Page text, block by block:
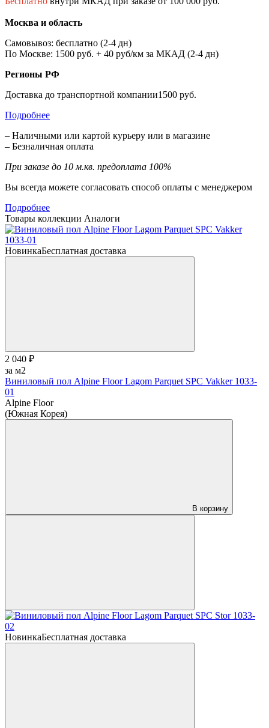
Москва и область
Самовывоз: бесплатно (2-4 дн)
По Москве: 1500 руб. + 40 руб/км за МКАД (2-4 дн)
Регионы РФ
Доставка до транспортной компании1500 руб.
Подробнее
– Наличными или картой курьеру или в магазине
– Безналичная оплата
При заказе до 10 м.кв. предоплата 100%
Вы всегда можете согласовать способ оплаты с менеджером
Подробнее
Товары коллекции Аналоги
НовинкаБесплатная доставка
2 040 ₽
за м2
Виниловый пол Alpine Floor Lagom Parquet SPC Vakker 1033-
01
Alpine Floor
(Южная Корея)
В корзину
НовинкаБесплатная доставка